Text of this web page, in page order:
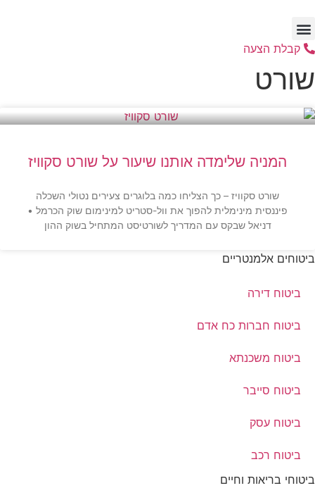
לתוכן
קבלת הצעה
שורט
המניה שלימדה אותנו שיעור על שורט סקוויז
שורט סקוויז – כך הצליחו כמה בלוגרים צעירים נטולי השכלה
פיננסית מינימלית להפוך את וול-סטריט למינימום שוק הכרמל •
דניאל שבקס עם המדריך לשורטיסט המתחיל בשוק ההון
ביטוחים אלמנטריים
ביטוח דירה
ביטוח חברות כח אדם
ביטוח משכנתא
ביטוח סייבר
ביטוח עסק
ביטוח רכב
ביטוחי בריאות וחיים